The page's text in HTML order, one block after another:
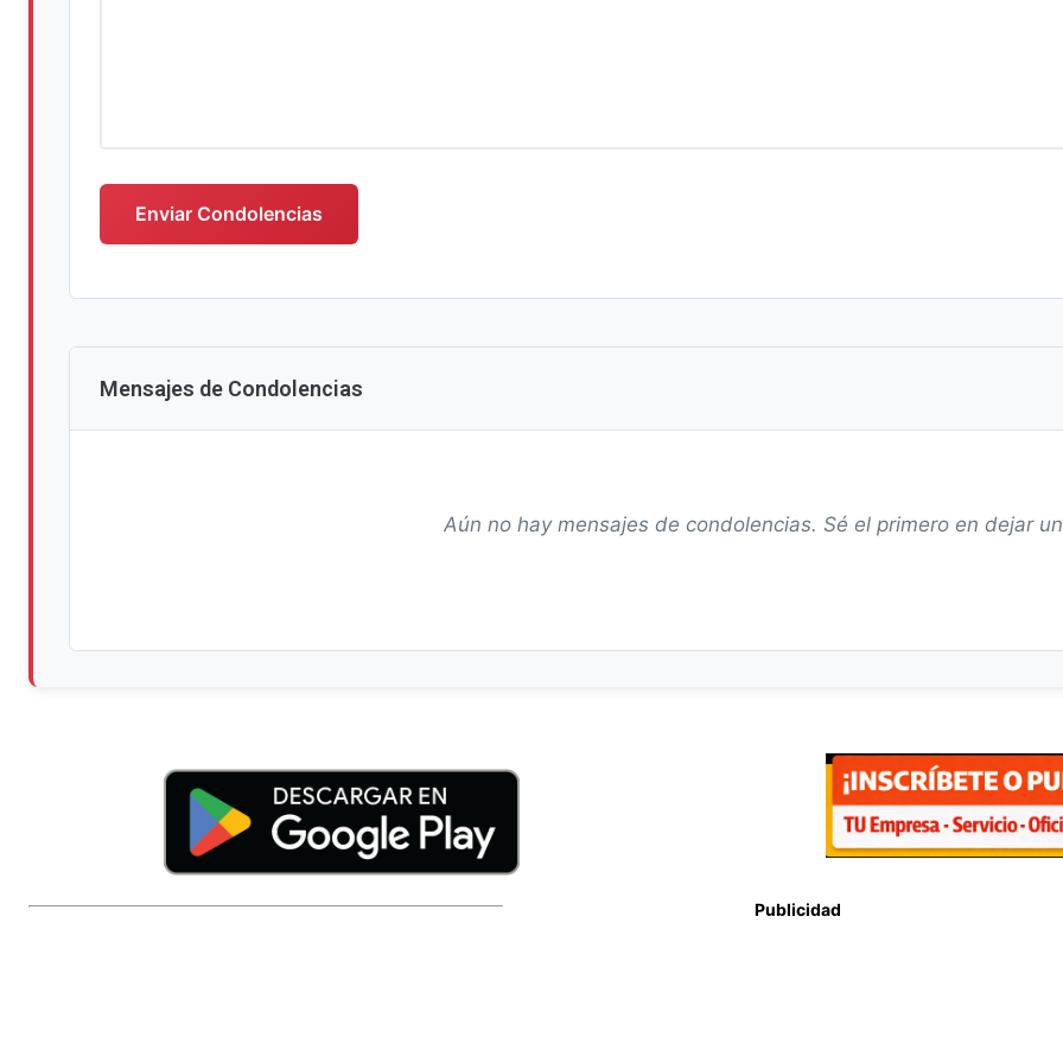
Enviar Condolencias
Mensajes de Condolencias
Aún no hay mensajes de condolencias. Sé el primero en dejar
Publicidad